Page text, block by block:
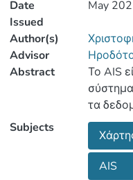
Date
Issued
May
Author(s)
Advisor
Abstract
Το AIS
τα
Subjects
AIS